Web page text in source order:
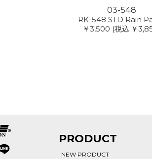
03-548
RK-548 STD Rain
￥3,500 (税込:￥
PRODUCT
NEW PRODUCT